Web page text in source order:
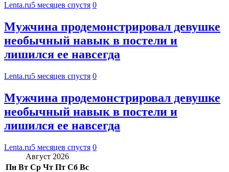
Lenta.ru5 месяцев спустя 0
Мужчина продемонстрировал девушке
необычный навык в постели и
лишился ее навсегда
Lenta.ru5 месяцев спустя 0
Мужчина продемонстрировал девушке
необычный навык в постели и
лишился ее навсегда
Lenta.ru5 месяцев спустя 0
Август 2026
Пн Вт Ср Чт Пт Сб Вс